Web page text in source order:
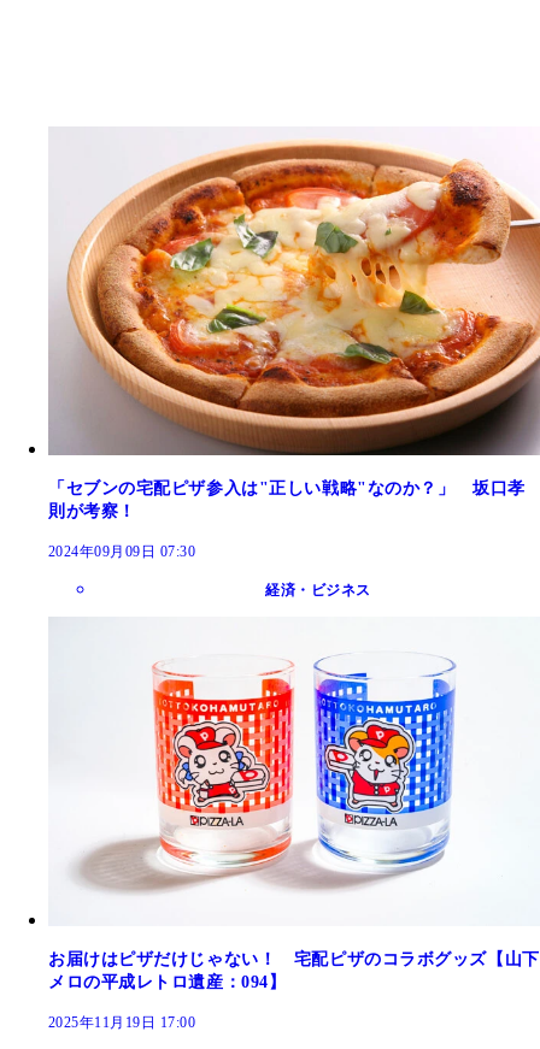
「セブンの宅配ピザ参入は"正しい戦略"なのか？」 坂口孝
則が考察！
2024年09月09日 07:30
経済・ビジネス
お届けはピザだけじゃない！ 宅配ピザのコラボグッズ【山下
メロの平成レトロ遺産：094】
2025年11月19日 17:00